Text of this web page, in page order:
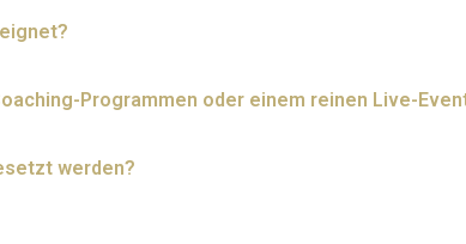
Programmen oder einem reinen Live-
werden?